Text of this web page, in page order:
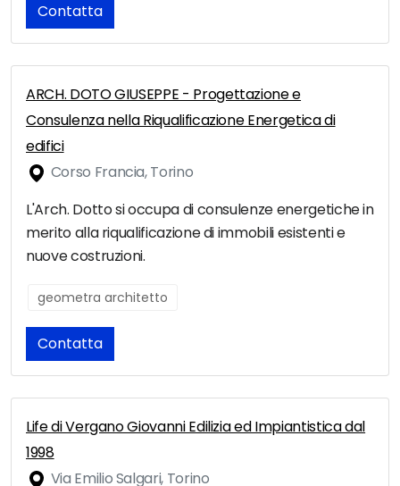
Contatta
ARCH. DOTO GIUSEPPE - Progettazione e
Consulenza nella Riqualificazione Energetica di
edifici
Corso Francia, Torino
L'Arch. Dotto si occupa di consulenze energetiche in
merito alla riqualificazione di immobili esistenti e
nuove costruzioni.
geometra architetto
Contatta
Life di Vergano Giovanni Edilizia ed Impiantistica dal
1998
Via Emilio Salgari, Torino